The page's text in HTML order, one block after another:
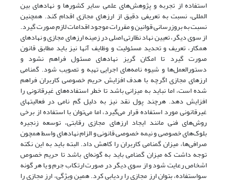
استفاده از تجربه و پژوهش‌های علمی سایر کشورها و نهادهای بین
المللی، نسبت به تعریفی دقیق از ارزهای مجازی اقدام کند. همچنین
نسبت به بروزرسانی قوانین و مقررات موجود اقدامات لازم صورت گیرد.
از سوی دیگر، تعیین نهاد نظارتی اصلی در زمینه ارزهای مجازی و نهادهای
همکار، تعریف و تحدید مسئولیت و وظایف آنها نیز باید مطابق قانون
صورت گیرد تا امکان گریز نهادهای مسئول فراهم نشود و
دستورالعمل‌ها و شیوه نامه‌های اجرایی تهیه و تصویب شود. گمنامی
ارزهای مجازی اگرچه با هدف افزایش حریم خصوصی کاربران فراهم
شده است، اما نباید به میزانی باشد تا خطر استفاده‌های غیرقانونی را
افزایش دهد. هرچند پول نقد نیز به دلیل گم نامی در فعالیتهای
غیرقانونی مورد استفاده قرار‌ می‌گیرد، اما‌ می‌توان با استفاده از برخی
روش‌های فنی مانند ایجاد ارزهای مجازی رقابتی، توسعه زنجیره
بلوک‌های خصوصی و نیمه خصوصی قانونی و الزام نهادهای واسط همچون
صرافی‌ها، میزان گمنامی کاربران را کاهش داد. البته باید به این نکته
توجه داشت که میزان گمنامی باید به گونه‌‌ای باشد تا حریم خصوص
اشخاص رعایت شود و از سوی دیگر در صورت ارتکاب جرم و یا هر گونه
سواستفاده، بتوان ارز مجازی را ردیابی کرد. همین ویژگی، ارز مجازی را